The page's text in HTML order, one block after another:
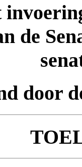
de
door